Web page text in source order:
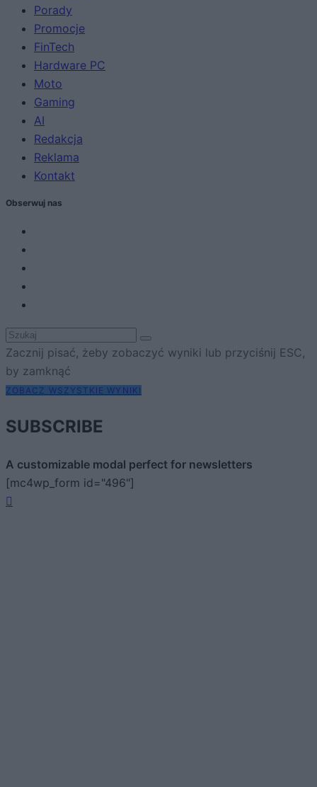
Porady
Promocje
FinTech
Hardware PC
Moto
Gaming
AI
Redakcja
Reklama
Kontakt
Obserwuj nas
Zacznij pisać, żeby zobaczyć wyniki lub przyciśnij ESC,
by zamknąć
ZOBACZ WSZYSTKIE WYNIKI
SUBSCRIBE
A customizable modal perfect for newsletters
[mc4wp_form id="496"]